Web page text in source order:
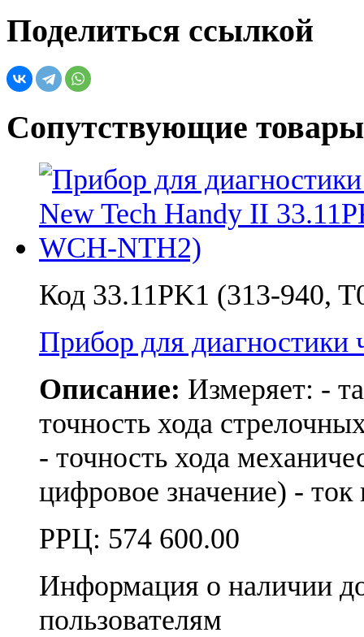
Поделиться ссылкой
Сопутствующие товары
Код 33.11PK1 (313-940,
Прибор для
Описание: Измеряет: -
точность хода
- точность хода
цифровое значение) -
РРЦ: 574 600.00
Информация о наличии
пользователям